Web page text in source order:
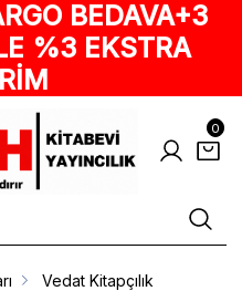
BEDAVA+3
%3 EKSTRA
0
Vedat Kitapçılık